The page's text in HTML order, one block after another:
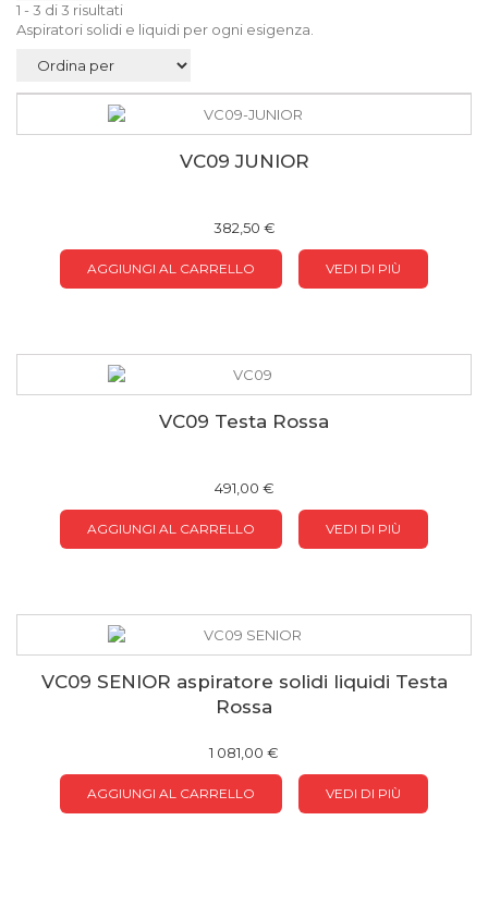
1 - 3 di 3 risultati
Aspiratori solidi e liquidi per ogni esigenza.
VC09 JUNIOR
382,50 €
AGGIUNGI AL CARRELLO VEDI DI PIÙ
VC09 Testa Rossa
491,00 €
AGGIUNGI AL CARRELLO VEDI DI PIÙ
VC09 SENIOR aspiratore solidi liquidi Testa
Rossa
1 081,00 €
AGGIUNGI AL CARRELLO VEDI DI PIÙ